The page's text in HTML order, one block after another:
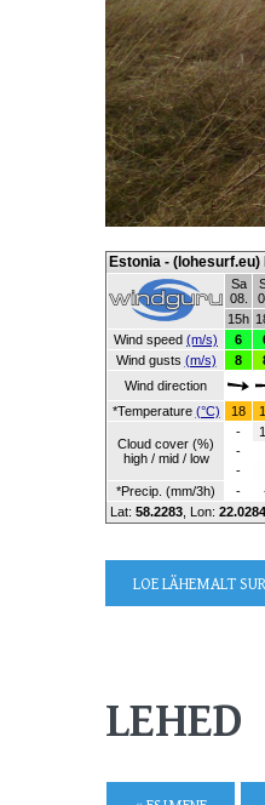
Estonia -
Sa
08.
15h
Wind speed (m/s) 6
Wind gusts (m/s) 8
Wind direction
*Temperature (°C) 18
Cloud cover (%)
high / mid / low
-
-
-
*Precip. (mm/3h) -
Lat: 58.2283 , Lon: 22.0284
LOE LÄHEMALT
LEHED